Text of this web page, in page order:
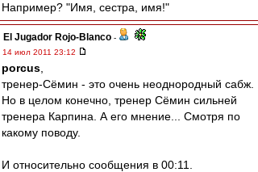
Например? "Имя, сестра, имя!"
El Jugador Rojo-Blanco -
14 июл 2011 23:12
porcus
тренер-Сёмин - это очень неоднородный сабж.
Но в целом конечно, тренер Сёмин сильней
тренера Карпина. А его мнение... Смотря по
какому поводу.
И относительно сообщения в 00:11.